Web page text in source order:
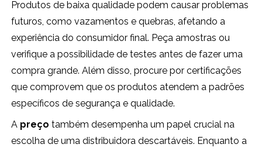
Produtos de baixa qualidade podem causar problemas
futuros, como vazamentos e quebras, afetando a
experiência do consumidor final. Peça amostras ou
verifique a possibilidade de testes antes de fazer uma
compra grande. Além disso, procure por certificações
que comprovem que os produtos atendem a padrões
específicos de segurança e qualidade.
A preço também desempenha um papel crucial na
escolha de uma distribuidora descartáveis. Enquanto a